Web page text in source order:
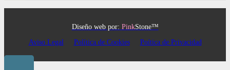
Diseño web por: PinkStone™
Aviso Legal
Política de Cookies Poítica de Privacidad